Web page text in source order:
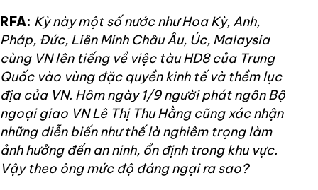
RFA: Kỳ này một số nước như Hoa Kỳ, Anh,
Pháp, Đức, Liên Minh Châu Âu, Úc, Malaysia
cùng VN lên tiếng về việc tàu HD8 của Trung
Quốc vào vùng đặc quyền kinh tế và thềm lục
địa của VN. Hôm ngày 1/9 người phát ngôn Bộ
ngoại giao VN Lê Thị Thu Hằng cũng xác nhận
những diễn biến như thế là nghiêm trọng làm
ảnh hưởng đến an ninh, ổn định trong khu vực.
Vậy theo ông mức độ đáng ngại ra sao?